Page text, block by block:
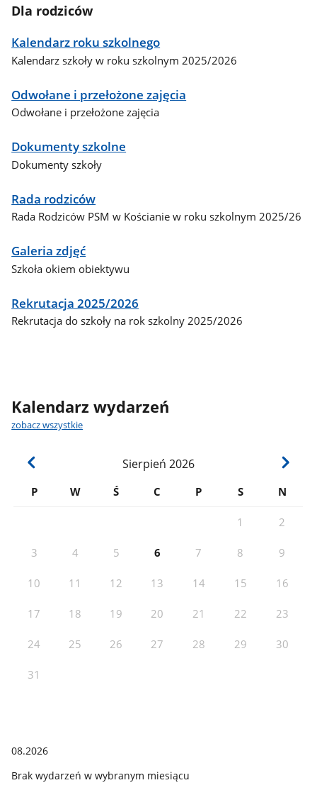
Dla rodziców
Kalendarz roku szkolnego
Kalendarz szkoły w roku szkolnym 2025/2026
Odwołane i przełożone zajęcia
Odwołane i przełożone zajęcia
Dokumenty szkolne
Dokumenty szkoły
Rada rodziców
Rada Rodziców PSM w Kościanie w roku szkolnym 2025/26
Galeria zdjęć
Szkoła okiem obiektywu
Rekrutacja 2025/2026
Rekrutacja do szkoły na rok szkolny 2025/2026
Kalendarz wydarzeń
zobacz wszystkie
Sierpień 2026
P W Ś C P S N
1 2
3 4 5 6 7 8 9
10 11 12 13 14 15 16
17 18 19 20 21 22 23
24 25 26 27 28 29 30
31
08.2026
Brak wydarzeń w wybranym miesiącu